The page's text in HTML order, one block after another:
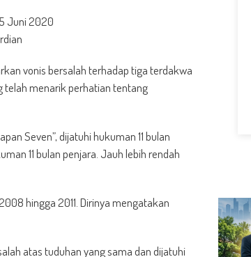
Juni 2020
vonis bersalah terhadap tiga terdakwa
telah menarik perhatian tentang
Seven”, dijatuhi hukuman 11 bulan
11 bulan penjara. Jauh lebih rendah
hingga 2011. Dirinya mengatakan
atas tuduhan yang sama dan dijatuhi